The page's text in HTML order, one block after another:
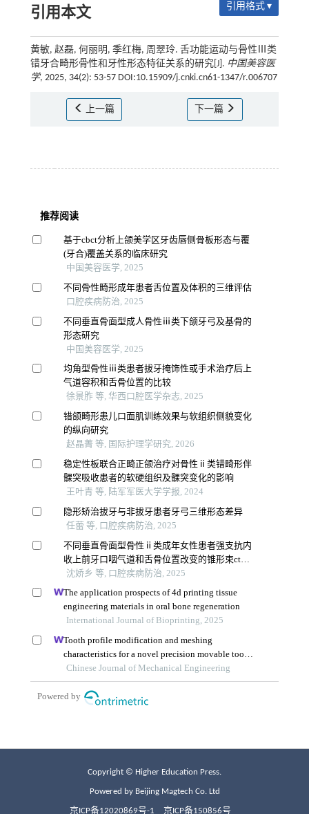
引用本文 引用格式 ▾
黄敏, 赵磊, 何丽明, 季红梅, 周翠玲. 舌功能运动与骨性Ⅲ类
错牙合畸形骨性和牙性形态特征关系的研究[J]. 中国美容医
学, 2025, 34(2): 53-57 DOI:10.15909/j.cnki.cn61-1347/r.006707
上一篇 下一篇
Copyright © Higher Education Press.
Powered by Beijing Magtech Co. Ltd
京ICP备12020869号-1 京ICP备150856号